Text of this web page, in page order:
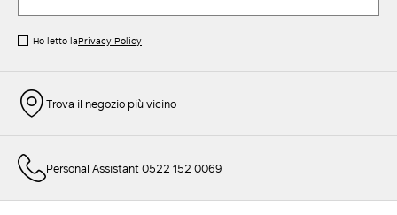
Ho letto laPrivacy Policy
Trova il negozio più vicino
Personal Assistant 0522 152 0069